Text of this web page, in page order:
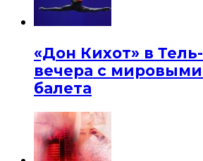
«Дон Кихот» в
вечера с
балета